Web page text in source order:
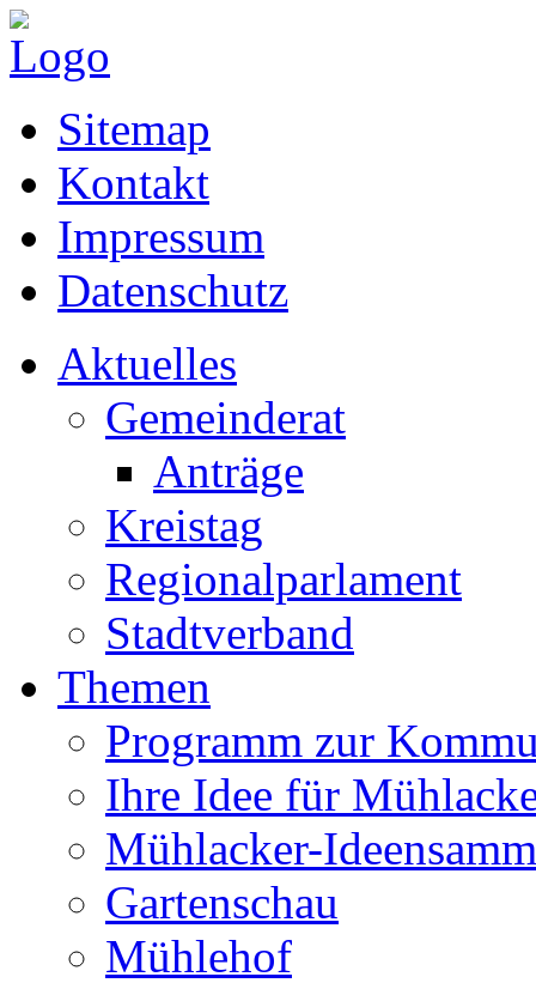
Sitemap
Kontakt
Impressum
Datenschutz
Aktuelles
Gemeinderat
Anträge
Kreistag
Regionalparlament
Stadtverband
Themen
Programm zur
Ihre Idee für
Mühlacker-
Gartenschau
Mühlehof